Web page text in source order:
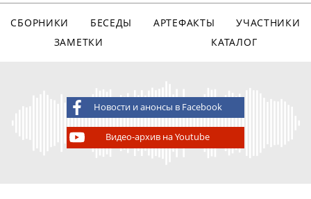
СБОРНИКИ БЕСЕДЫ АРТЕФАКТЫ
УЧАСТНИКИ
ЗАМЕТКИ
КАТАЛОГ
Новости и анонсы в Facebook
Видео-архив на Youtube